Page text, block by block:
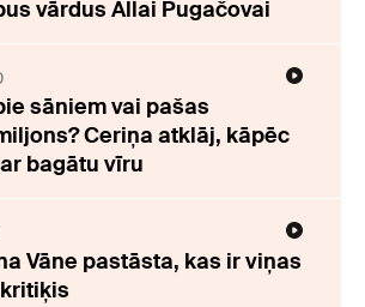
vārdus Allai Pugačovai
sāniem vai pašas
Ceriņa atklāj, kāpēc
bagātu vīru
Vāne pastāsta, kas ir viņas